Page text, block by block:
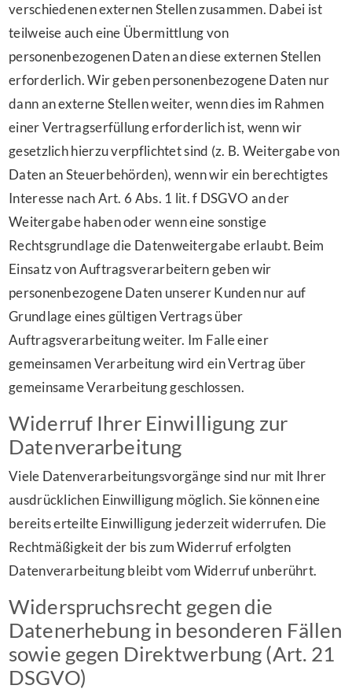
verschiedenen externen Stellen zusammen. Dabei ist
teilweise auch eine Übermittlung von
personenbezogenen Daten an diese externen Stellen
erforderlich. Wir geben personenbezogene Daten nur
dann an externe Stellen weiter, wenn dies im Rahmen
einer Vertragserfüllung erforderlich ist, wenn wir
gesetzlich hierzu verpflichtet sind (z. B. Weitergabe von
Daten an Steuerbehörden), wenn wir ein berechtigtes
Interesse nach Art. 6 Abs. 1 lit. f DSGVO an der
Weitergabe haben oder wenn eine sonstige
Rechtsgrundlage die Datenweitergabe erlaubt. Beim
Einsatz von Auftragsverarbeitern geben wir
personenbezogene Daten unserer Kunden nur auf
Grundlage eines gültigen Vertrags über
Auftragsverarbeitung weiter. Im Falle einer
gemeinsamen Verarbeitung wird ein Vertrag über
gemeinsame Verarbeitung geschlossen.
Widerruf Ihrer Einwilligung zur
Datenverarbeitung
Viele Datenverarbeitungsvorgänge sind nur mit Ihrer
ausdrücklichen Einwilligung möglich. Sie können eine
bereits erteilte Einwilligung jederzeit widerrufen. Die
Rechtmäßigkeit der bis zum Widerruf erfolgten
Datenverarbeitung bleibt vom Widerruf unberührt.
Widerspruchsrecht gegen die
Datenerhebung in besonderen Fällen
sowie gegen Direktwerbung (Art. 21
DSGVO)